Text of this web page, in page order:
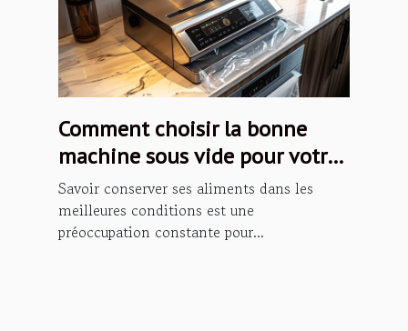
Comment choisir la bonne
machine sous vide pour votre
cuisine
Savoir conserver ses aliments dans les
meilleures conditions est une
préoccupation constante pour...